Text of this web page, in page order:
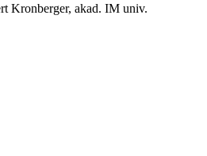
Kronberger, akad. IM univ.